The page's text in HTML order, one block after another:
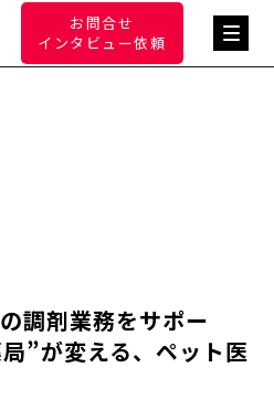
お問合せ
インタビュー依頼
調剤業務をサポー
”が変える、ペット医